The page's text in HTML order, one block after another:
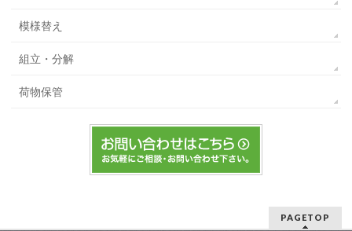
模様替え
組立・分解
荷物保管
PAGETOP